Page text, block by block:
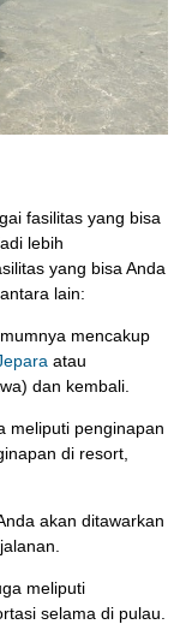
fasilitas yang bisa
lebih
yang bisa Anda
lain:
mencakup
atau
dan kembali.
meliputi penginapan
di resort,
akan ditawarkan
meliputi
selama di pulau.